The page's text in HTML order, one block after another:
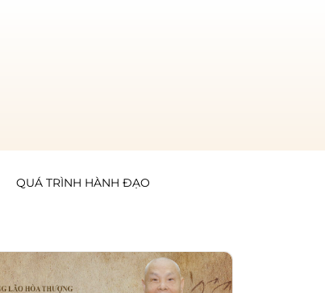
QUÁ TRÌNH HÀNH ĐẠO